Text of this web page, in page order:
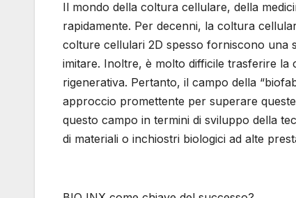
Il mondo della coltura cellulare, della
rapidamente. Per decenni, la coltura
colture cellulari 2D spesso forniscono una
imitare. Inoltre, è molto difficile trasferire
rigenerativa. Pertanto, il campo della
approccio promettente per superare
questo campo in termini di sviluppo della
di materiali o inchiostri biologici ad alte